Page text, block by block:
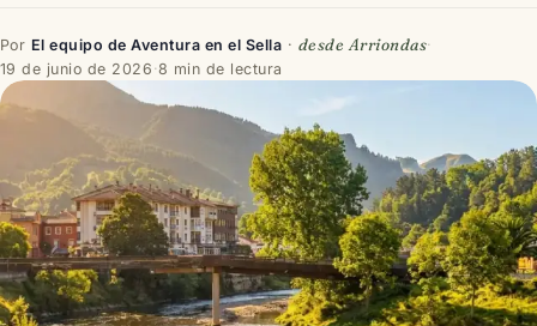
Por El equipo de Aventura en el Sella · desde Arriondas·
19 de junio de 2026 ·8 min de lectura